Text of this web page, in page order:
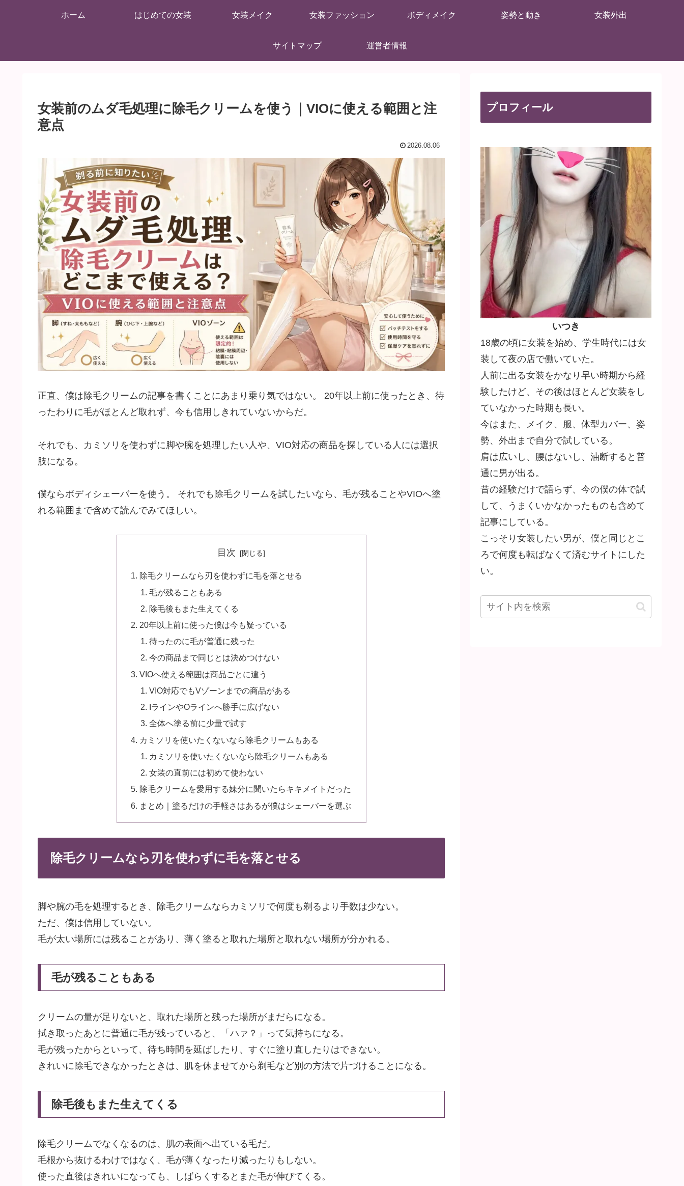
ホーム はじめての女装 女装メイク 女装ファッション ボディメイク 姿勢と動き 女装外出
サイトマップ 運営者情報
女装前のムダ毛処理に除毛クリームを使う｜VIOに使える範囲と注
意点
2026.08.06
正直、僕は除毛クリームの記事を書くことにあまり乗り気ではない。 20年以上前に使ったとき、待
ったわりに毛がほとんど取れず、今も信用しきれていないからだ。
それでも、カミソリを使わずに脚や腕を処理したい人や、VIO対応の商品を探している人には選択
肢になる。
僕ならボディシェーバーを使う。 それでも除毛クリームを試したいなら、毛が残ることやVIOへ塗
れる範囲まで含めて読んでみてほしい。
目次
除毛クリームなら刃を使わずに毛を落とせる
毛が残ることもある
除毛後もまた生えてくる
20年以上前に使った僕は今も疑っている
待ったのに毛が普通に残った
今の商品まで同じとは決めつけない
VIOへ使える範囲は商品ごとに違う
VIO対応でもVゾーンまでの商品がある
IラインやOラインへ勝手に広げない
全体へ塗る前に少量で試す
カミソリを使いたくないなら除毛クリームもある
カミソリを使いたくないなら除毛クリームもある
女装の直前には初めて使わない
除毛クリームを愛用する妹分に聞いたらキキメイトだった
まとめ｜塗るだけの手軽さはあるが僕はシェーバーを選ぶ
除毛クリームなら刃を使わずに毛を落とせる
脚や腕の毛を処理するとき、除毛クリームならカミソリで何度も剃るより手数は少ない。
ただ、僕は信用していない。
毛が太い場所には残ることがあり、薄く塗ると取れた場所と取れない場所が分かれる。
毛が残ることもある
クリームの量が足りないと、取れた場所と残った場所がまだらになる。
拭き取ったあとに普通に毛が残っていると、「ハァ？」って気持ちになる。
毛が残ったからといって、待ち時間を延ばしたり、すぐに塗り直したりはできない。
きれいに除毛できなかったときは、肌を休ませてから剃毛など別の方法で片づけることになる。
除毛後もまた生えてくる
除毛クリームでなくなるのは、肌の表面へ出ている毛だ。
毛根から抜けるわけではなく、毛が薄くなったり減ったりもしない。
使った直後はきれいになっても、しばらくするとまた毛が伸びてくる。
プロフィール
いつき
18歳の頃に女装を始め、学生時代には女
装して夜の店で働いていた。
人前に出る女装をかなり早い時期から経
験したけど、その後はほとんど女装をし
ていなかった時期も長い。
今はまた、メイク、服、体型カバー、姿
勢、外出まで自分で試している。
肩は広いし、腰はないし、油断すると普
通に男が出る。
昔の経験だけで語らず、今の僕の体で試
して、うまくいかなかったものも含めて
記事にしている。
こっそり女装したい男が、僕と同じとこ
ろで何度も転ばなくて済むサイトにした
い。